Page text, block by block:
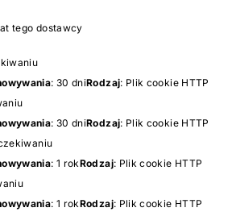
tego dostawcy
: 30 dniRodzaj: Plik cookie HTTP
: 30 dniRodzaj: Plik cookie HTTP
: 1 rokRodzaj: Plik cookie HTTP
: 1 rokRodzaj: Plik cookie HTTP